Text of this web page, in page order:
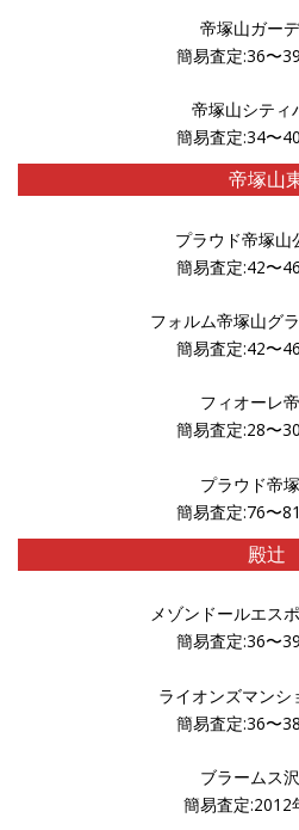
帝塚山ガー
簡易査定:36〜
帝塚山シティ
簡易査定:34〜
帝塚山
プラウド帝塚山
簡易査定:42〜
フォルム帝塚山グ
簡易査定:42〜
フィオーレ
簡易査定:28〜
プラウド帝
簡易査定:76〜
殿辻
メゾンドールエス
簡易査定:36〜
ライオンズマンシ
簡易査定:36〜
ブラームス
簡易査定:2012